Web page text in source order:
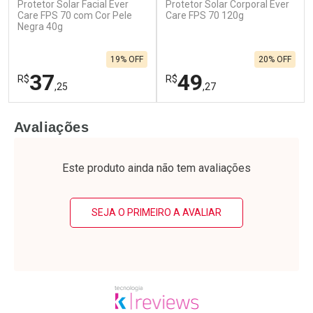
Ativar Desconto
Comprar sem Desconto
Ativar Desconto
Protetor Solar Facial Ever
Care FPS 70 com Cor Pele
Negra 40g
R$37,25
19% OFF
Laboratório
Por Menos
Protetor Solar Corporal Ever
Care FPS 70 120g
R$49,27
20% OFF
Laboratório
Por Menos
Avaliações
Este produto ainda não tem avaliações
SEJA O PRIMEIRO A AVALIAR